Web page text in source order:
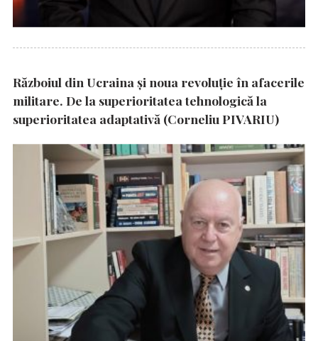
Războiul din Ucraina și noua revoluție în afacerile
militare. De la superioritatea tehnologică la
superioritatea adaptativă (Corneliu PIVARIU)